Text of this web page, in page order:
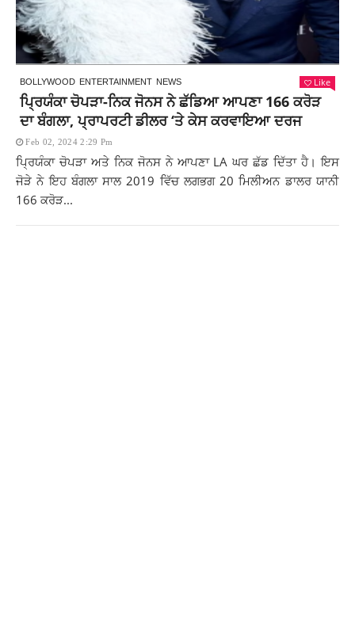
BOLLYWOOD ENTERTAINMENT NEWS Like
ਪ੍ਰਿਯੰਕਾ ਚੋਪੜਾ-ਨਿਕ ਜੋਨਸ ਨੇ ਛੱਡਿਆ ਆਪਣਾ 166 ਕਰੋੜ
ਦਾ ਬੰਗਲਾ, ਪ੍ਰਾਪਰਟੀ ਡੀਲਰ ‘ਤੇ ਕੇਸ ਕਰਵਾਇਆ ਦਰਜ
Feb 02, 2024 2:29 Pm
ਪ੍ਰਿਯੰਕਾ ਚੋਪੜਾ ਅਤੇ ਨਿਕ ਜੋਨਸ ਨੇ ਆਪਣਾ LA ਘਰ ਛੱਡ ਦਿੱਤਾ ਹੈ। ਇਸ
ਜੋੜੇ ਨੇ ਇਹ ਬੰਗਲਾ ਸਾਲ 2019 ਵਿੱਚ ਲਗਭਗ 20 ਮਿਲੀਅਨ ਡਾਲਰ ਯਾਨੀ
166 ਕਰੋੜ...